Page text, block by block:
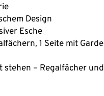
Design
Esche
1 Seite mit
– Regalfächer